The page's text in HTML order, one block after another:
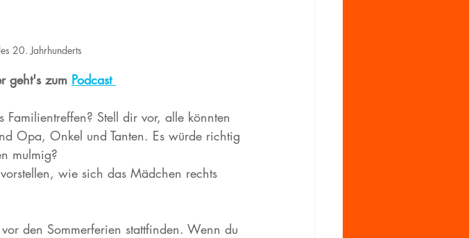
20. Jahrhunderts
geht's zum Podcast
Stell dir vor, alle könnten
Opa, Onkel und Tanten. Es würde richtig
mulmig?
wie sich das Mädchen rechts
den Sommerferien stattfinden. Wenn du